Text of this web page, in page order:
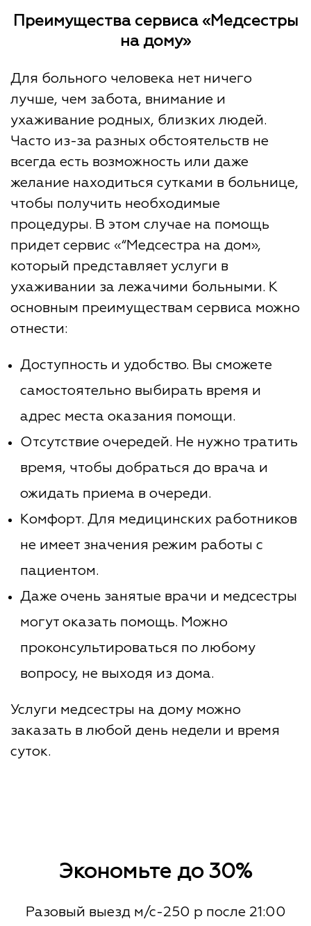
Преимущества сервиса «Медсестры
на дому»
Для больного человека нет ничего
лучше, чем забота, внимание и
ухаживание родных, близких людей.
Часто из-за разных обстоятельств не
всегда есть возможность или даже
желание находиться сутками в больнице,
чтобы получить необходимые
процедуры. В этом случае на помощь
придет сервис «“Медсестра на дом»,
который представляет услуги в
ухаживании за лежачими больными. К
основным преимуществам сервиса можно
отнести:
Доступность и удобство. Вы сможете
самостоятельно выбирать время и
адрес места оказания помощи.
Отсутствие очередей. Не нужно тратить
время, чтобы добраться до врача и
ожидать приема в очереди.
Комфорт. Для медицинских работников
не имеет значения режим работы с
пациентом.
Даже очень занятые врачи и медсестры
могут оказать помощь. Можно
проконсультироваться по любому
вопросу, не выходя из дома.
Услуги медсестры на дому можно
заказать в любой день недели и время
суток.
Экономьте до 30%
Разовый выезд м/с-250 р после 21:00